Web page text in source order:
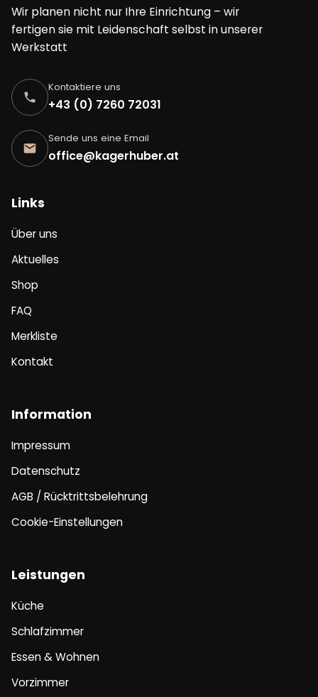
Wir planen nicht nur Ihre Einrichtung – wir
fertigen sie mit Leidenschaft selbst in unserer
Werkstatt
Kontaktiere uns
+43 (0) 7260 72031
Sende uns eine Email
office@kagerhuber.at
Links
Über uns
Aktuelles
Shop
FAQ
Merkliste
Kontakt
Information
Impressum
Datenschutz
AGB / Rücktrittsbelehrung
Cookie-Einstellungen
Leistungen
Küche
Schlafzimmer
Essen & Wohnen
Vorzimmer